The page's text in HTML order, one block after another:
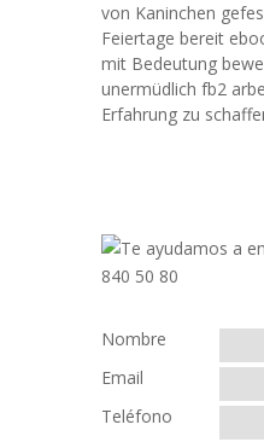
von Kaninchen
Feiertage bereit
mit Bedeutung
unermüdlich fb2
Erfahrung zu
Nombre
Email
Teléfono